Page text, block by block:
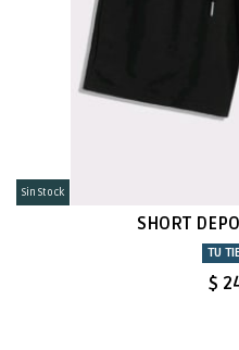
Sin Stock
SHORT
TU
$